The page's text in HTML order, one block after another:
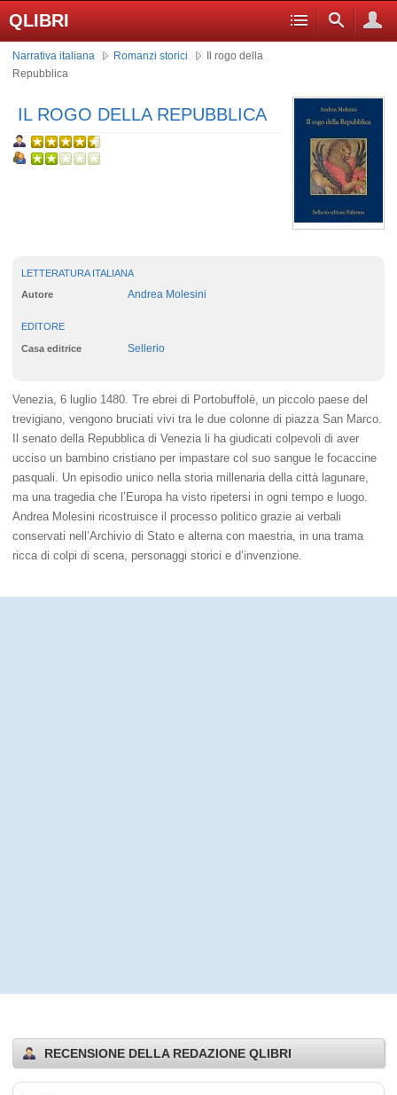
QLIBRI
Narrativa italiana Romanzi storici
Il rogo della
Repubblica
IL ROGO DELLA REPUBBLICA
LETTERATURA ITALIANA
Autore Andrea Molesini
EDITORE
Casa editrice Sellerio
Venezia, 6 luglio 1480. Tre ebrei di Portobuffolè, un piccolo paese del
trevigiano, vengono bruciati vivi tra le due colonne di piazza San Marco.
Il senato della Repubblica di Venezia li ha giudicati colpevoli di aver
ucciso un bambino cristiano per impastare col suo sangue le focaccine
pasquali. Un episodio unico nella storia millenaria della città lagunare,
ma una tragedia che l’Europa ha visto ripetersi in ogni tempo e luogo.
Andrea Molesini ricostruisce il processo politico grazie ai verbali
conservati nell’Archivio di Stato e alterna con maestria, in una trama
ricca di colpi di scena, personaggi storici e d’invenzione.
RECENSIONE DELLA REDAZIONE QLIBRI